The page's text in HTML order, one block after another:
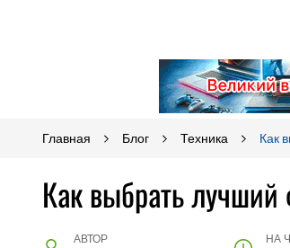
Главная Блог Техника Как
Как выбрать
АВТОР НА